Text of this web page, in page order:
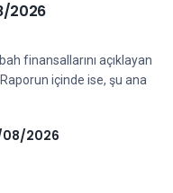
2026
finansallarını açıklayan
içinde ise, şu ana
08/2026